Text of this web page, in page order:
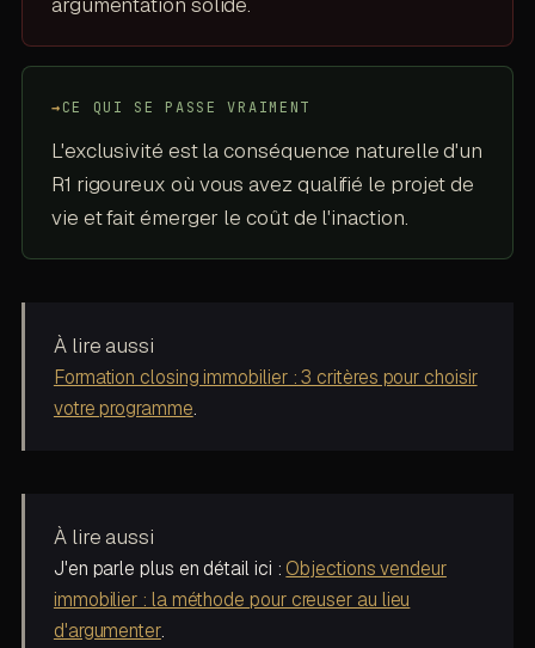
→CE QUI SE PASSE VRAIMENT
L'exclusivité est la conséquence naturelle d'un
R1 rigoureux où vous avez qualifié le projet de
vie et fait émerger le coût de l'inaction.
À lire aussi
Formation closing immobilier : 3 critères pour choisir
votre programme.
À lire aussi
J'en parle plus en détail ici : Objections vendeur
immobilier : la méthode pour creuser au lieu
d'argumenter.